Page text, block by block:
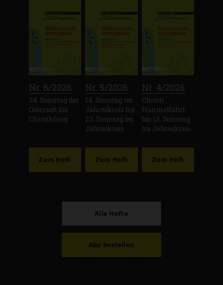
Nr. 6/2026
24. Sonntag der
Osterzeit bis
Christkönig
Zum Heft
Nr. 5/2026
14. Sonntag im
Jahreskreis bis
23. Sonntag im
Jahreskreis
Zum Heft
Nr. 4/2026
Christi
Himmelfahrt
bis 13. Sonntag
im Jahreskreis
Zum Heft
Alle Hefte
Abo bestellen